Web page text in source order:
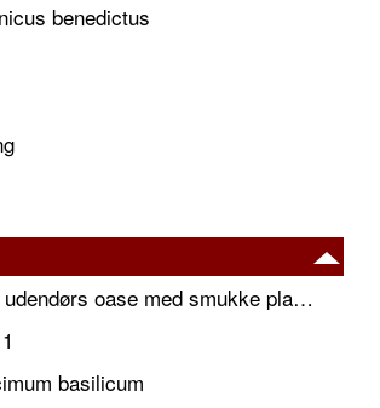
benedictus
Skab en frodig udendørs oase med smukke plantekrukker og elegante espalier
basilicum